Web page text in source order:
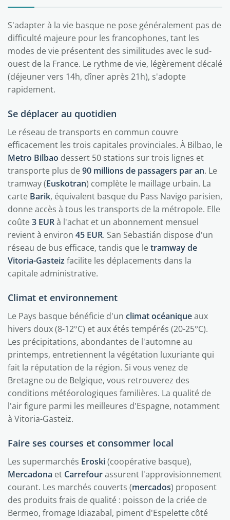
S'adapter à la vie basque ne pose généralement pas de
difficulté majeure pour les francophones, tant les
modes de vie présentent des similitudes avec le sud-
ouest de la France. Le rythme de vie, légèrement décalé
(déjeuner vers 14h, dîner après 21h), s'adopte
rapidement.
Se déplacer au quotidien
Le réseau de transports en commun couvre
efficacement les trois capitales provinciales. À Bilbao, le
Metro Bilbao dessert 50 stations sur trois lignes et
transporte plus de90 millions de passagers par an. Le
tramway (Euskotran) complète le maillage urbain. La
carte Barik, équivalent basque du Pass Navigo parisien,
donne accès à tous les transports de la métropole. Elle
coûte3 EURà l'achat et un abonnement mensuel
revient à environ 45 EUR. San Sebastián dispose d'un
réseau de bus efficace, tandis que letramway de
Vitoria-Gasteiz facilite les déplacements dans la
capitale administrative.
Climat et environnement
Le Pays basque bénéficie d'un climat océaniqueaux
hivers doux (8-12°C) et aux étés tempérés (20-25°C).
Les précipitations, abondantes de l'automne au
printemps, entretiennent la végétation luxuriante qui
fait la réputation de la région. Si vous venez de
Bretagne ou de Belgique, vous retrouverez des
conditions météorologiques familières. La qualité de
l'air figure parmi les meilleures d'Espagne, notamment
à Vitoria-Gasteiz.
Faire ses courses et consommer local
Les supermarchés Eroski(coopérative basque),
Mercadona et Carrefourassurent l'approvisionnement
courant. Les marchés couverts (mercados) proposent
des produits frais de qualité : poisson de la criée de
Bermeo, fromage Idiazabal, piment d'Espelette côté